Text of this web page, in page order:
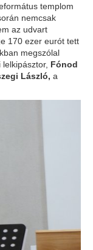
templom
nemcsak
az udvart
170 ezer eurót tett
megszólal
lelkipásztor, Fónod
László, a